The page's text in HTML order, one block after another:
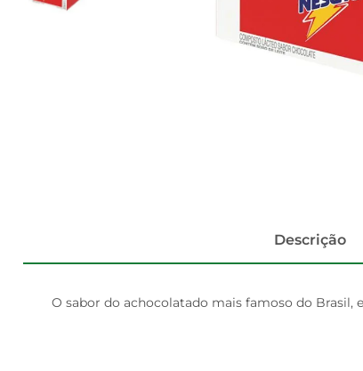
Descrição
O sabor do achocolatado mais famoso do